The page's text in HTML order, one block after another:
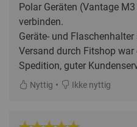
Polar Geräten (Vantage
verbinden.
Geräte- und
Versand durch Fitshop
Spedition, guter
Nyttig • Ikke nyttig